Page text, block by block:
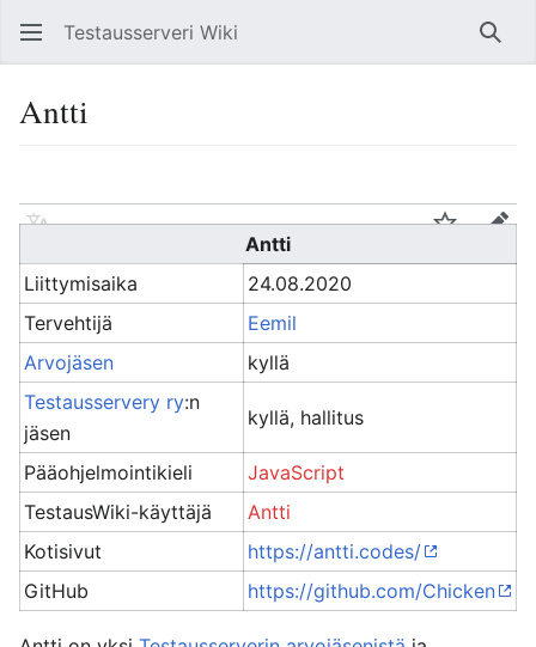
Testausserveri Wiki Hae
Antti
Antti
Liittymisaika
24.08.2020
Tervehtijä
Eemil
Arvojäsen
kyllä
Testausservery ry:n
jäsen
kyllä, hallitus
Pääohjelmointikieli
JavaScript
TestausWiki-käyttäjä
Antti
Kotisivut
https://antti.codes/
GitHub
https://github.com/Chicken